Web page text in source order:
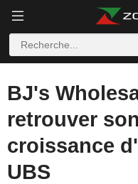
BJ's
retrouver
croissance
UBS